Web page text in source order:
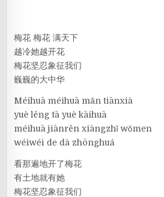
梅花 梅花 满天下
越冷她越开花
梅花坚忍象征我们
巍巍的大中华
Méihuā méihuā mǎn tiānxià
yuè lěng tā yuè kāihuā
méihuā jiānrěn xiàngzhǐ wǒmen
wéiwéi de dà zhōnghuá
看那遍地开了梅花
有土地就有她
梅花坚忍象征我们